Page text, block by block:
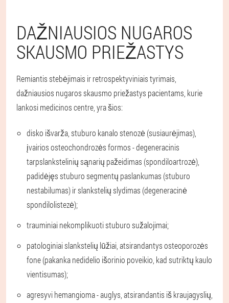
DAŽNIAUSIOS NUGAROS
SKAUSMO PRIEŽASTYS
Remiantis stebėjimais ir retrospektyviniais tyrimais,
dažniausios nugaros skausmo priežastys pacientams, kurie
lankosi medicinos centre, yra šios:
disko išvarža, stuburo kanalo stenozė (susiaurėjimas),
įvairios osteochondrozės formos - degeneracinis
tarpslankstelinių sąnarių pažeidimas (spondiloartrozė),
padidėjęs stuburo segmentų paslankumas (stuburo
nestabilumas) ir slankstelių slydimas (degeneracinė
spondilolistezė);
trauminiai nekomplikuoti stuburo sužalojimai;
patologiniai slankstelių lūžiai, atsirandantys osteoporozės
fone (pakanka nedidelio išorinio poveikio, kad sutriktų kaulo
vientisumas);
agresyvi hemangioma - auglys, atsirandantis iš kraujagyslių,